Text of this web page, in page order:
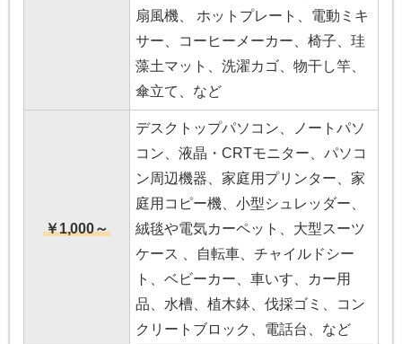
扇風機、 ホットプレート、電動ミキ
サー、コーヒーメーカー、椅子、珪
藻土マット、洗濯カゴ、物干し竿、
傘立て、など
￥1,000～
デスクトップパソコン、ノートパソ
コン、液晶・CRTモニター、パソコ
ン周辺機器、家庭用プリンター、家
庭用コピー機、小型シュレッダー、
絨毯や電気カーペット、大型スーツ
ケース 、自転車、チャイルドシー
ト、ベビーカー、車いす、カー用
品、水槽、植木鉢、伐採ゴミ、コン
クリートブロック、電話台、など